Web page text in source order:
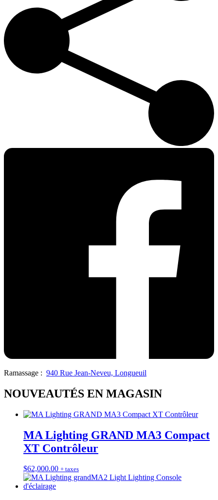
Ramassage : 940 Rue Jean-Neveu, Longueuil
NOUVEAUTÉS EN MAGASIN
MA Lighting GRAND MA3 Compact
XT Contrôleur
$62,000.00 + taxes